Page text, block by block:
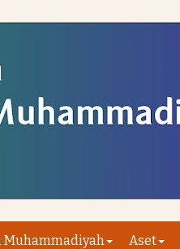
Muhammadiyah Aset